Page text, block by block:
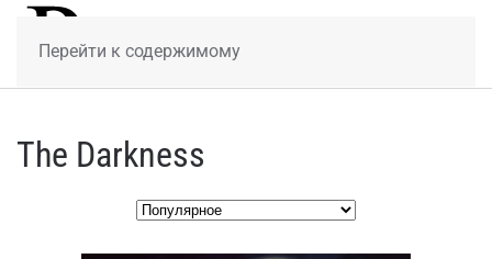
Перейти к содержимому
The Darkness